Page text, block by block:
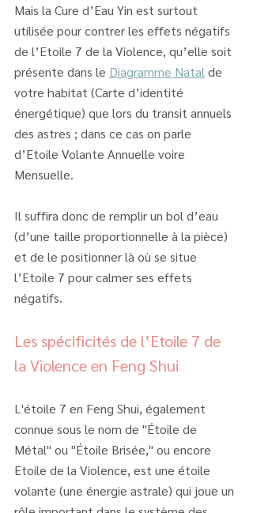
Mais la Cure d’Eau Yin est surtout
utilisée pour contrer les effets négatifs
de l’Etoile 7 de la Violence, qu’elle soit
présente dans le Diagramme Natal de
votre habitat (Carte d’identité
énergétique) que lors du transit annuels
des astres ; dans ce cas on parle
d’Etoile Volante Annuelle voire
Mensuelle.
Il suffira donc de remplir un bol d’eau
(d’une taille proportionnelle à la pièce)
et de le positionner là où se situe
l’Etoile 7 pour calmer ses effets
négatifs.
Les spécificités de l’Etoile 7 de
la Violence en Feng Shui
L'étoile 7 en Feng Shui, également
connue sous le nom de "Étoile de
Métal" ou "Étoile Brisée," ou encore
Etoile de la Violence, est une étoile
volante (une énergie astrale) qui joue un